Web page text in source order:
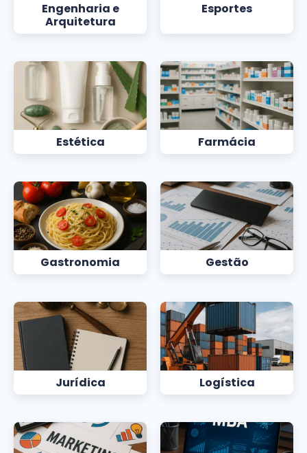
Engenharia e
Arquitetura
Esportes
Estética Farmácia
Gastronomia Gestão
Jurídica Logística